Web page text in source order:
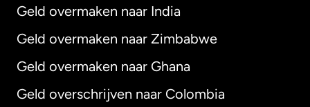
Geld overmaken naar India
Geld overmaken naar Zimbabwe
Geld overmaken naar Ghana
Geld overschrijven naar Colombia